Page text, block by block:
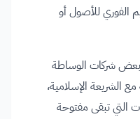
الفوري للأصول أو
بعض شركات الوساطة
الشريعة الإسلامية،
التي تبقى مفتوحة